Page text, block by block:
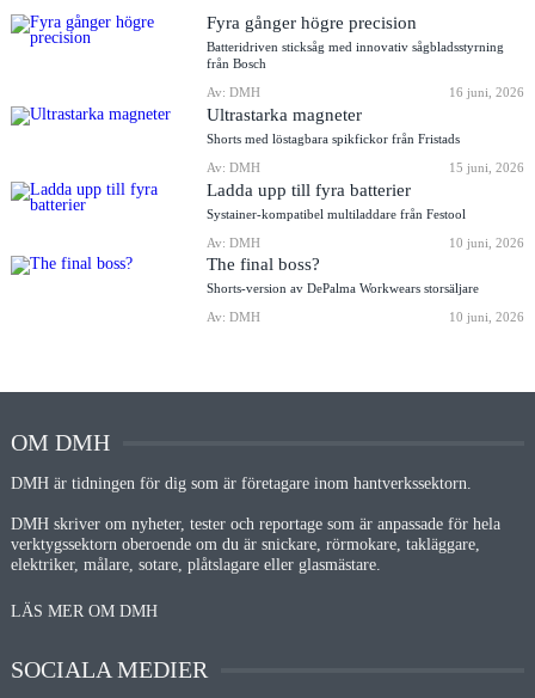
Fyra gånger högre precision
Batteridriven sticksåg med innovativ sågbladsstyrning
från Bosch
Av: DMH
16 juni, 2026
Ultrastarka magneter
Shorts med löstagbara spikfickor från Fristads
Av: DMH
15 juni, 2026
Ladda upp till fyra batterier
Systainer-kompatibel multiladdare från Festool
Av: DMH
10 juni, 2026
The final boss?
Shorts-version av DePalma Workwears storsäljare
Av: DMH
10 juni, 2026
OM DMH
DMH är tidningen för dig som är företagare inom hantverkssektorn.
DMH skriver om nyheter, tester och reportage som är anpassade för hela
verktygssektorn oberoende om du är snickare, rörmokare, takläggare,
elektriker, målare, sotare, plåtslagare eller glasmästare.
LÄS MER OM DMH
SOCIALA MEDIER